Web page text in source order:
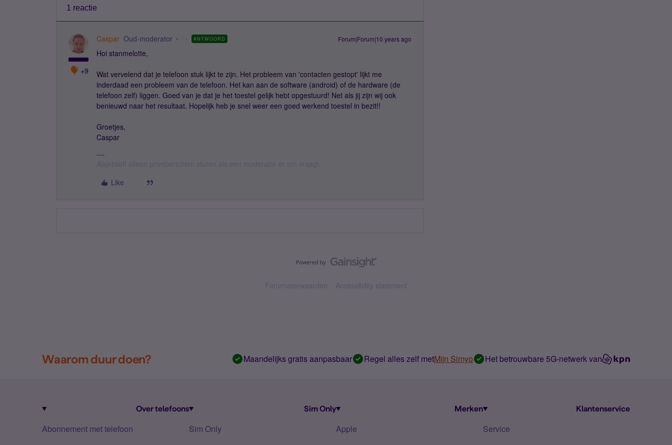
1 reactie
+9
Caspar Oud-moderator ANTWOORD Forum|Forum|10 years ago
Hoi stanmelotte,
Wat vervelend dat je telefoon stuk lijkt te zijn. Het probleem van 'contacten gestopt' lijkt me
inderdaad een probleem van de telefoon. Het kan aan de software (android) of de hardware (de
telefoon zelf) liggen. Goed van je dat je het toestel gelijk hebt opgestuurd! Net als jij zijn wij ook
benieuwd naar het resultaat. Hopelijk heb je snel weer een goed werkend toestel in bezit!!
Groetjes,
Caspar
Like
Forumvoorwaarden Accessibility statement
Waarom duur doen? Maandelijks gratis aanpasbaar Regel alles zelf metMijn Simyo Het betrouwbare 5G-netwerk van
Over telefoons
Abonnement met telefoon
Sim Only
Sim Only
Merken
Apple
Klantenservice
Service